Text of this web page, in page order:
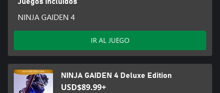
NINJA GAIDEN 4
IR AL JUEGO
NINJA GAIDEN 4 Deluxe Edition
USD$89.99+